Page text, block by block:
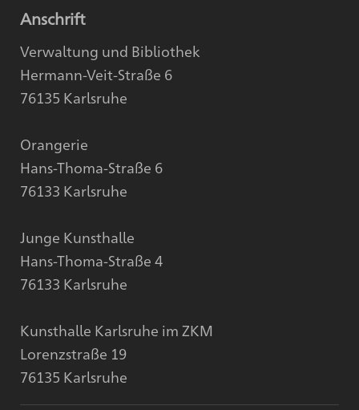
Anschrift
Verwaltung und Bibliothek
Hermann-Veit-Straße 6
76135 Karlsruhe
Orangerie
Hans-Thoma-Straße 6
76133 Karlsruhe
Junge Kunsthalle
Hans-Thoma-Straße 4
76133 Karlsruhe
Kunsthalle Karlsruhe im ZKM
Lorenzstraße 19
76135 Karlsruhe